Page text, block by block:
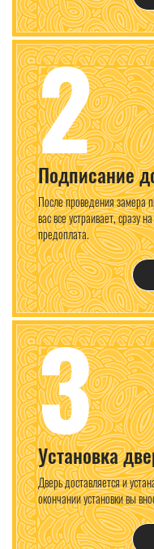
2
Подписание
После проведения замера
вас все устраивает, сразу
предоплата.
3
Установка
Дверь доставляется и
окончании установки вы